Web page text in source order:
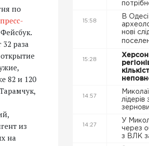
по
пресс-
раза
82 и 120
из
на
15:58
В
нові
15:28
14:57
14:27
У
через
з ВЛК